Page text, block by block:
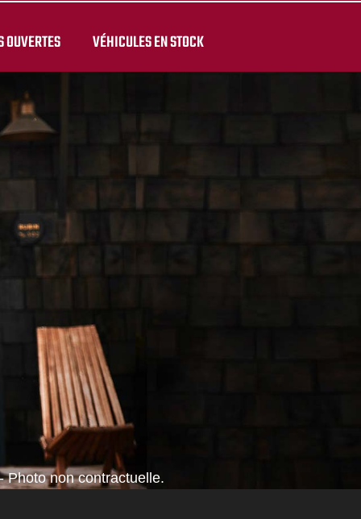
OUVERTES VÉHICULES EN STOCK
Photo non contractuelle.